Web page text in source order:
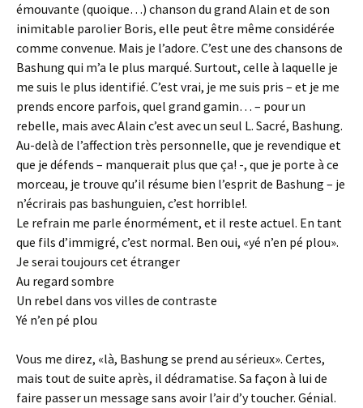
émouvante (quoique…) chanson du grand Alain et de son
inimitable parolier Boris, elle peut être même considérée
comme convenue. Mais je l’adore. C’est une des chansons de
Bashung qui m’a le plus marqué. Surtout, celle à laquelle je
me suis le plus identifié. C’est vrai, je me suis pris – et je me
prends encore parfois, quel grand gamin… – pour un
rebelle, mais avec Alain c’est avec un seul L. Sacré, Bashung.
Au-delà de l’affection très personnelle, que je revendique et
que je défends – manquerait plus que ça! -, que je porte à ce
morceau, je trouve qu’il résume bien l’esprit de Bashung – je
n’écrirais pas bashunguien, c’est horrible!.
Le refrain me parle énormément, et il reste actuel. En tant
que fils d’immigré, c’est normal. Ben oui, «yé n’en pé plou».
Je serai toujours cet étranger
Au regard sombre
Un rebel dans vos villes de contraste
Yé n’en pé plou
Vous me direz, «là, Bashung se prend au sérieux». Certes,
mais tout de suite après, il dédramatise. Sa façon à lui de
faire passer un message sans avoir l’air d’y toucher. Génial.